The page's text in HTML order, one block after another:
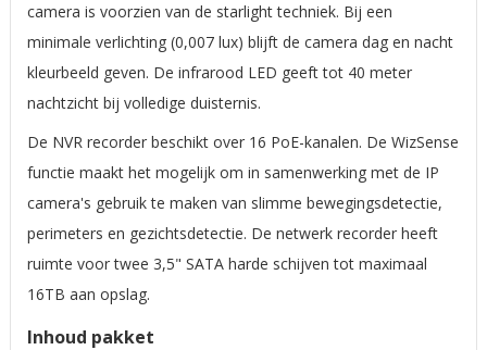
camera is voorzien van de starlight techniek. Bij een
minimale verlichting (0,007 lux) blijft de camera dag en nacht
kleurbeeld geven. De infrarood LED geeft tot 40 meter
nachtzicht bij volledige duisternis.
De NVR recorder beschikt over 16 PoE-kanalen. De WizSense
functie maakt het mogelijk om in samenwerking met de IP
camera's gebruik te maken van slimme bewegingsdetectie,
perimeters en gezichtsdetectie. De netwerk recorder heeft
ruimte voor twee 3,5" SATA harde schijven tot maximaal
16TB aan opslag.
Inhoud pakket